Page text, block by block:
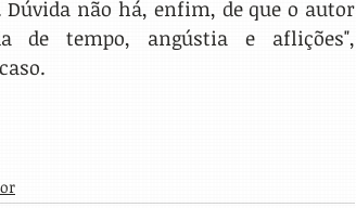
não há, enfim, de que o autor
de tempo, angústia e aflições",